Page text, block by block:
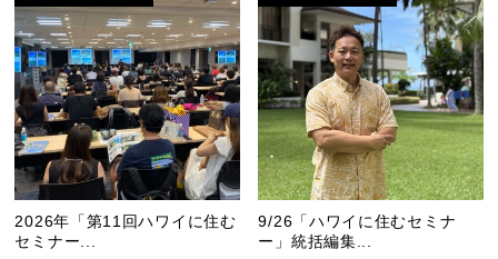
2026年「第11回ハワイに住む
セミナー...
9/26「ハワイに住むセミナ
ー」統括編集...